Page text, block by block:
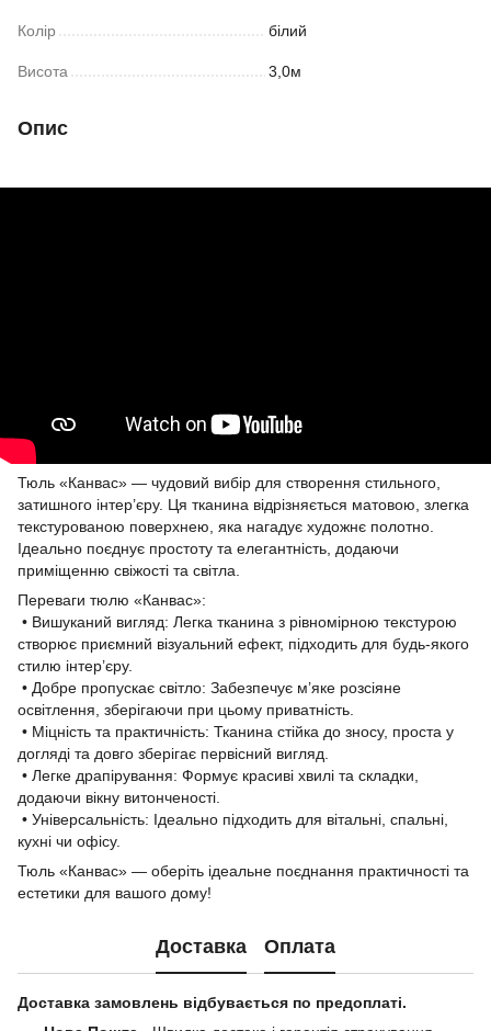
Колір білий
Висота 3,0м
Опис
Тюль «Канвас» — чудовий вибір для створення стильного,
затишного інтер’єру. Ця тканина відрізняється матовою, злегка
текстурованою поверхнею, яка нагадує художнє полотно.
Ідеально поєднує простоту та елегантність, додаючи
приміщенню свіжості та світла.
Переваги тюлю «Канвас»:
• Вишуканий вигляд: Легка тканина з рівномірною текстурою
створює приємний візуальний ефект, підходить для будь-якого
стилю інтер’єру.
• Добре пропускає світло: Забезпечує м’яке розсіяне
освітлення, зберігаючи при цьому приватність.
• Міцність та практичність: Тканина стійка до зносу, проста у
догляді та довго зберігає первісний вигляд.
• Легке драпірування: Формує красиві хвилі та складки,
додаючи вікну витонченості.
• Універсальність: Ідеально підходить для вітальні, спальні,
кухні чи офісу.
Тюль «Канвас» — оберіть ідеальне поєднання практичності та
естетики для вашого дому!
Доставка Оплата
Доставка замовлень відбувається по предоплаті.